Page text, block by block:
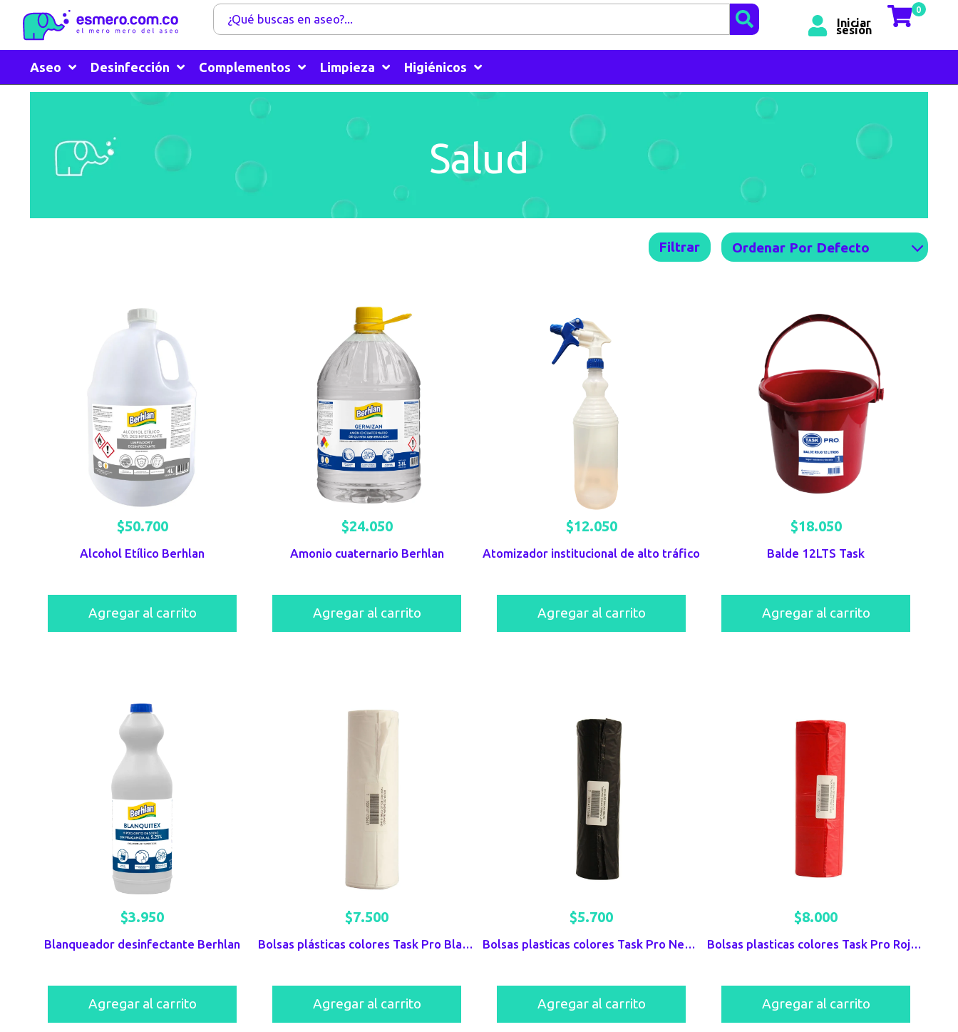
Iniciar
sesión
0
Aseo Desinfección Complementos Limpieza Higiénicos
Salud
Filtrar
Alcohol Etílico Berhlan
$50.700
Agregar al carrito
Amonio cuaternario Berhlan
$24.050
Agregar al carrito
Atomizador institucional de alto tráfico
$12.050
Agregar al carrito
Balde 12LTS Task
$18.050
Agregar al carrito
Blanqueador desinfectante Berhlan
$3.950
Agregar al carrito
Bolsas plásticas colores Task Pro Blancas x 10 UND
$7.500
Agregar al carrito
Bolsas plasticas colores Task Pro Negras x 10 UND 70X90
$5.700
Agregar al carrito
Bolsas plasticas colores Task Pro Rojas x 10 UND 70X90
$8.000
Agregar al carrito